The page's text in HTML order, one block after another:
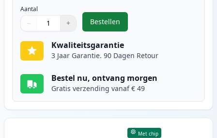
Aantal
Gebruik de knoppen om aan te passen
− +
1
Bestellen
,Canon 731 (6273B002) toner
Kwaliteitsgarantie
3 Jaar Garantie. 90 Dagen Retour
Bestel nu, ontvang morgen
Gratis verzending vanaf € 49
Met chip